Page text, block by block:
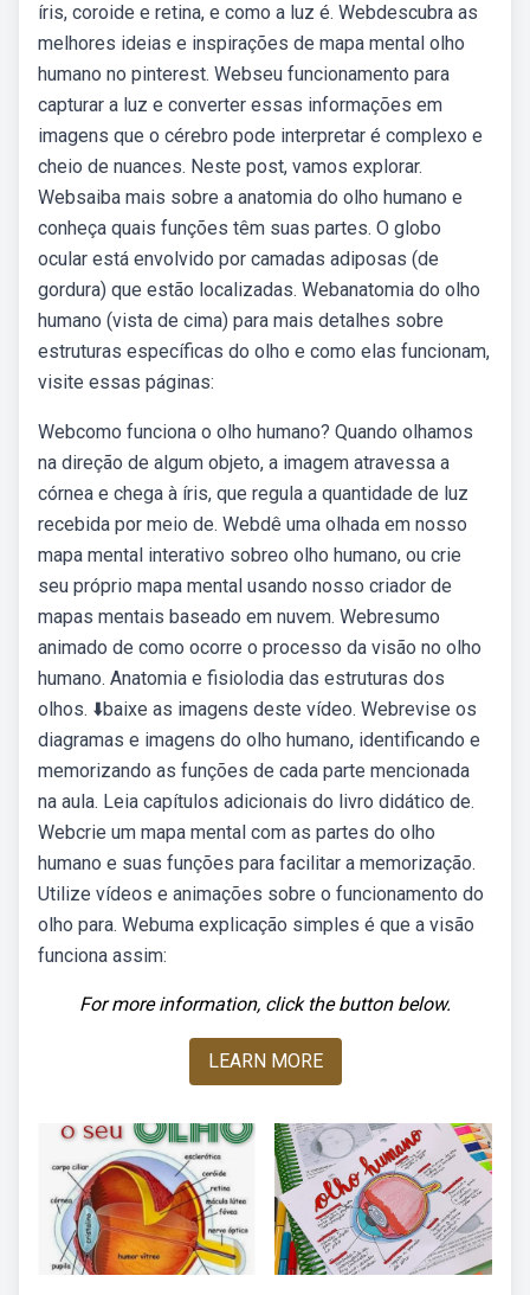
íris, coroide e retina, e como a luz é. Webdescubra as
melhores ideias e inspirações de mapa mental olho
humano no pinterest. Webseu funcionamento para
capturar a luz e converter essas informações em
imagens que o cérebro pode interpretar é complexo e
cheio de nuances. Neste post, vamos explorar.
Websaiba mais sobre a anatomia do olho humano e
conheça quais funções têm suas partes. O globo
ocular está envolvido por camadas adiposas (de
gordura) que estão localizadas. Webanatomia do olho
humano (vista de cima) para mais detalhes sobre
estruturas específicas do olho e como elas funcionam,
visite essas páginas:
Webcomo funciona o olho humano? Quando olhamos
na direção de algum objeto, a imagem atravessa a
córnea e chega à íris, que regula a quantidade de luz
recebida por meio de. Webdê uma olhada em nosso
mapa mental interativo sobreo olho humano, ou crie
seu próprio mapa mental usando nosso criador de
mapas mentais baseado em nuvem. Webresumo
animado de como ocorre o processo da visão no olho
humano. Anatomia e fisiolodia das estruturas dos
olhos. ⬇️baixe as imagens deste vídeo. Webrevise os
diagramas e imagens do olho humano, identificando e
memorizando as funções de cada parte mencionada
na aula. Leia capítulos adicionais do livro didático de.
Webcrie um mapa mental com as partes do olho
humano e suas funções para facilitar a memorização.
Utilize vídeos e animações sobre o funcionamento do
olho para. Webuma explicação simples é que a visão
funciona assim:
For more information, click the button below.
LEARN MORE